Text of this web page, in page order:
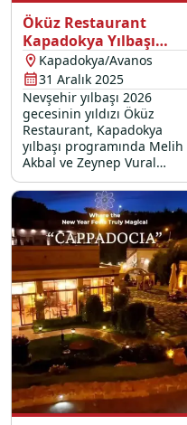
Öküz Restaurant
Kapadokya Yılbaşı
Programı 2026
Kapadokya/Avanos
31 Aralık 2025
Nevşehir yılbaşı 2026
gecesinin yıldızı Öküz
Restaurant, Kapadokya
yılbaşı programında Melih
Akbal ve Zeynep Vural
sahne performansları, özel
yılbaşı menüsü ve
dahasıyla sizi bekliyor.